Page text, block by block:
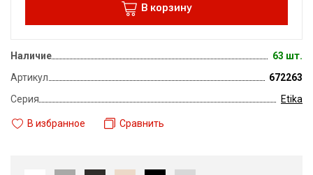
В корзину
Наличие
63 шт.
Артикул
672263
Серия
Etika
В избранное Сравнить